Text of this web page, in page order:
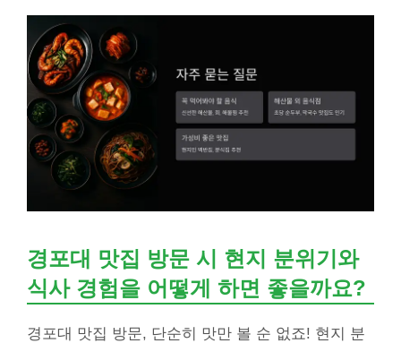
경포대 맛집 방문 시 현지 분위기와
식사 경험을 어떻게 하면 좋을까요?
경포대 맛집 방문, 단순히 맛만 볼 순 없죠! 현지 분